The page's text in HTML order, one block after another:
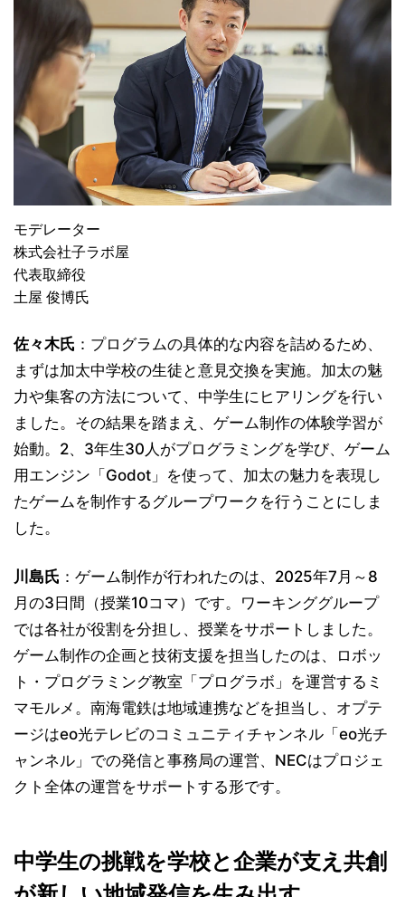
モデレーター
株式会社子ラボ屋
代表取締役
土屋 俊博氏
佐々木氏 ：プログラムの具体的な内容を詰めるため、
まずは加太中学校の生徒と意見交換を実施。加太の魅
力や集客の方法について、中学生にヒアリングを行い
ました。その結果を踏まえ、ゲーム制作の体験学習が
始動。2、3年生30人がプログラミングを学び、ゲーム
用エンジン「Godot」を使って、加太の魅力を表現し
たゲームを制作するグループワークを行うことにしま
した。
川島氏 ：ゲーム制作が行われたのは、2025年7月～8
月の3日間（授業10コマ）です。ワーキンググループ
では各社が役割を分担し、授業をサポートしました。
ゲーム制作の企画と技術支援を担当したのは、ロボッ
ト・プログラミング教室「プログラボ」を運営するミ
マモルメ。南海電鉄は地域連携などを担当し、オプテ
ージはeo光テレビのコミュニティチャンネル「eo光チ
ャンネル」での発信と事務局の運営、NECはプロジェ
クト全体の運営をサポートする形です。
中学生の挑戦を学校と企業が支え共創